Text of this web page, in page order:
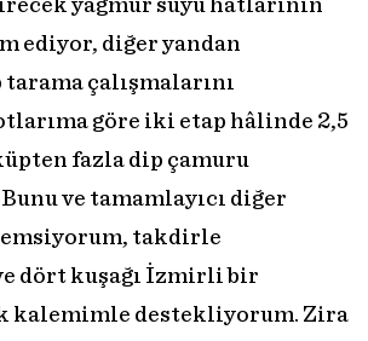
yağmur suyu hatlarının
ediyor, diğer yandan
çalışmalarını
göre iki etap hâlinde 2,5
fazla dip çamuru
ve tamamlayıcı diğer
takdirle
dört kuşağı İzmirli bir
kalemimle destekliyorum. Zira